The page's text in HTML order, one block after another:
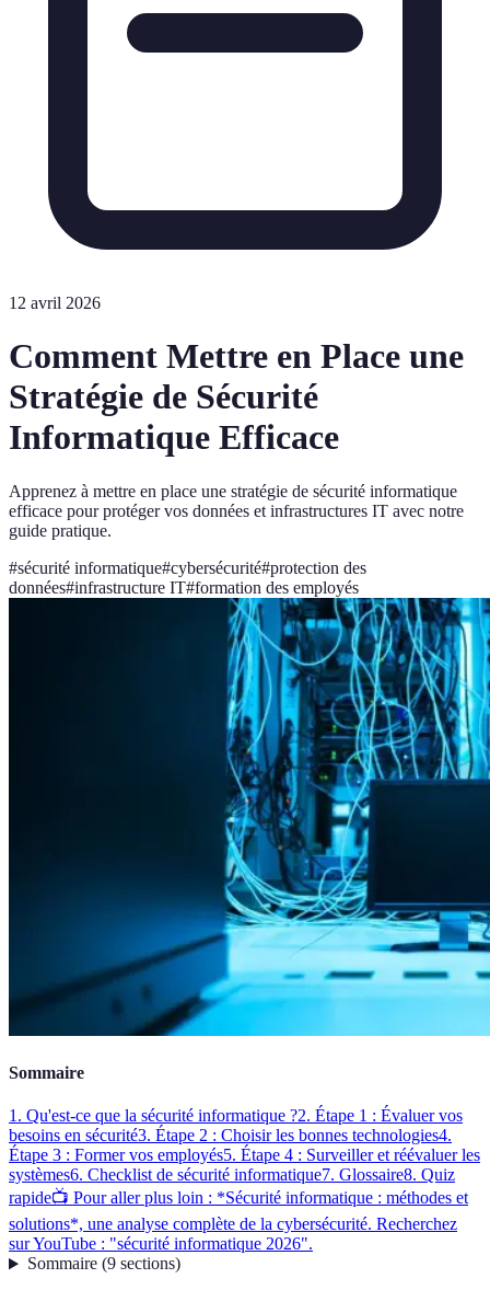
12 avril 2026
Comment Mettre en Place une
Stratégie de Sécurité
Informatique Efficace
Apprenez à mettre en place une stratégie de sécurité informatique
efficace pour protéger vos données et infrastructures IT avec notre
guide pratique.
#sécurité informatique#cybersécurité#protection des
données#infrastructure IT#formation des employés
Sommaire
1. Qu'est-ce que la sécurité informatique ?2. Étape 1 : Évaluer vos
besoins en sécurité3. Étape 2 : Choisir les bonnes technologies4.
Étape 3 : Former vos employés5. Étape 4 : Surveiller et réévaluer les
systèmes6. Checklist de sécurité informatique7. Glossaire8. Quiz
rapide📺 Pour aller plus loin : *Sécurité informatique : méthodes et
solutions*, une analyse complète de la cybersécurité. Recherchez
sur YouTube : "sécurité informatique 2026".
Sommaire(9 sections)